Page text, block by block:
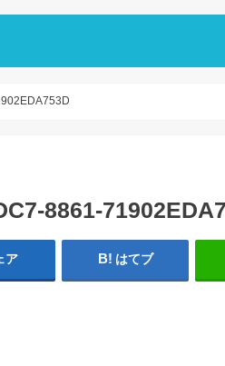
8861-
ア はてブ